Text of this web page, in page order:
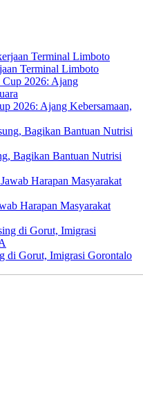
Terminal Limboto
2026: Ajang Kebersamaan,
Bagikan Bantuan Nutrisi
Harapan Masyarakat
di Gorut, Imigrasi Gorontalo